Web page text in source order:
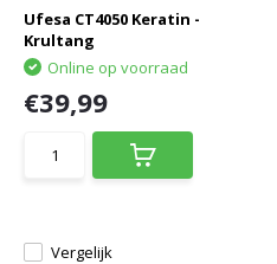
Ufesa CT4050 Keratin -
Krultang
Vergelijk
Online op voorraad
€39,99